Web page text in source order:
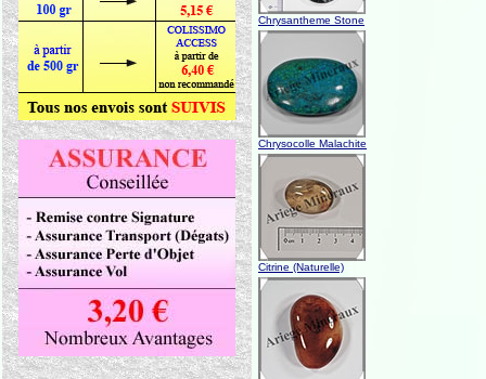
Chrysantheme Stone
Chrysocolle Malachite
Citrine (Naturelle)